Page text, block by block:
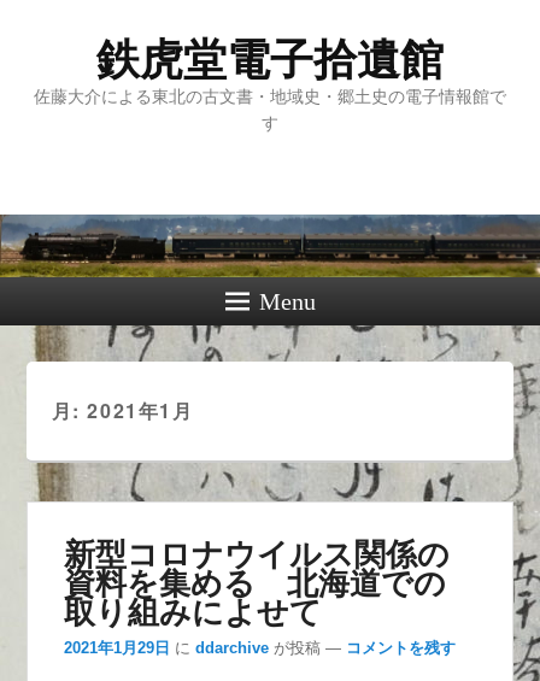
鉄虎堂電子拾遺館
佐藤大介による東北の古文書・地域史・郷土史の電子情報館で
す
Menu
月:2021年1月
新型コロナウイルス関係の
資料を集める 北海道での
取り組みによせて
2021年1月29日 に ddarchive が投稿 — コメントを残す